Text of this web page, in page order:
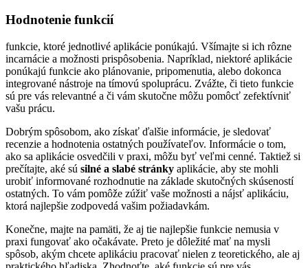
Hodnotenie funkcií
funkcie, ktoré jednotlivé aplikácie ponúkajú. Všímajte si ich rôzne
incarnácie a možnosti prispôsobenia. Napríklad, niektoré aplikácie
ponúkajú funkcie ako plánovanie, pripomenutia, alebo dokonca
integrované nástroje na tímovú spoluprácu. Zvážte, či tieto funkcie
sú pre vás relevantné a či vám skutočne môžu pomôcť zefektívniť
vašu prácu.
Dobrým spôsobom, ako získať ďalšie informácie, je sledovať
recenzie a hodnotenia ostatných používateľov. Informácie o tom,
ako sa aplikácie osvedčili v praxi, môžu byť veľmi cenné. Taktiež si
prečítajte, aké sú silné a slabé stránky aplikácie, aby ste mohli
urobiť informované rozhodnutie na základe skutočných skúseností
ostatných. To vám pomôže zúžiť vaše možnosti a nájsť aplikáciu,
ktorá najlepšie zodpovedá vašim požiadavkám.
Konečne, majte na pamäti, že aj tie najlepšie funkcie nemusia v
praxi fungovať ako očakávate. Preto je dôležité mať na mysli
spôsob, akým chcete aplikáciu pracovať nielen z teoretického, ale aj